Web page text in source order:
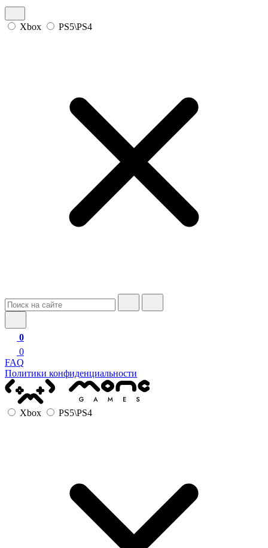
Xbox PS5\PS4
0
0
FAQ
Политики конфиденциальности
Xbox PS5\PS4